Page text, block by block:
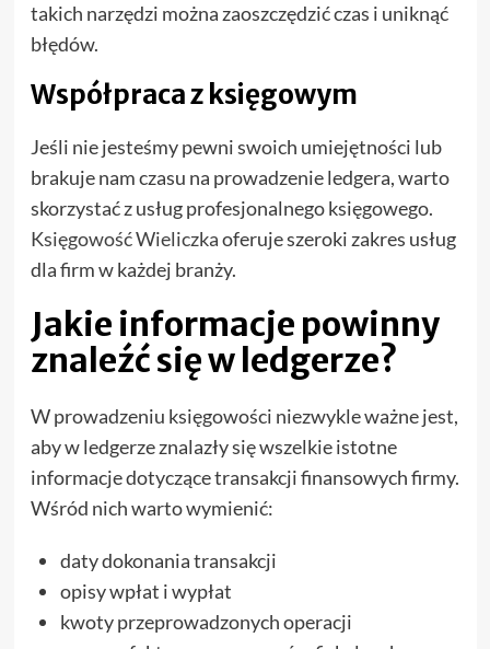
takich narzędzi można zaoszczędzić czas i uniknąć
błędów.
Współpraca z księgowym
Jeśli nie jesteśmy pewni swoich umiejętności lub
brakuje nam czasu na prowadzenie ledgera, warto
skorzystać z usług profesjonalnego księgowego.
Księgowość Wieliczkaoferuje szeroki zakres usług
dla firm w każdej branży.
Jakie informacje powinny
znaleźć się w ledgerze?
W prowadzeniu księgowości niezwykle ważne jest,
aby w ledgerze znalazły się wszelkie istotne
informacje dotyczące transakcji finansowych firmy.
Wśród nich warto wymienić:
daty dokonania transakcji
opisy wpłat i wypłat
kwoty przeprowadzonych operacji